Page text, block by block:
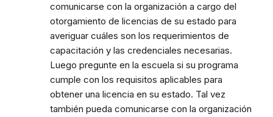
comunicarse con la organización a cargo del
otorgamiento de licencias de su estado para
averiguar cuáles son los requerimientos de
capacitación y las credenciales necesarias.
Luego pregunte en la escuela si su programa
cumple con los requisitos aplicables para
obtener una licencia en su estado. Tal vez
también pueda comunicarse con la organización